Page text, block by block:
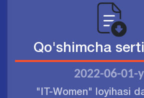
Qo'shimcha
2022-06-01-
"IT-Women" loyihasi